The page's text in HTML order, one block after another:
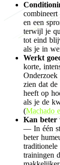
combineert
en een
terwijl je
tot eind
als je in
Werkt
korte,
Onderzoek
zien dat
heeft op
als je de
(Machado
Kan beter
— In één
beter
trainingen